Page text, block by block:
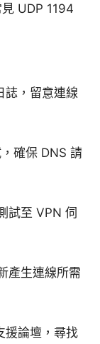
UDP 1194
誌，留意連線
確保 DNS 請
試至 VPN 伺
產生連線所需
援論壇，尋找